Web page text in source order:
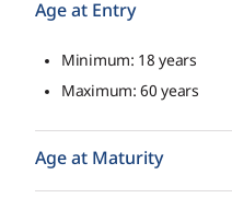
Age at Entry
Minimum: 18 years
Maximum: 60 years
Age at Maturity